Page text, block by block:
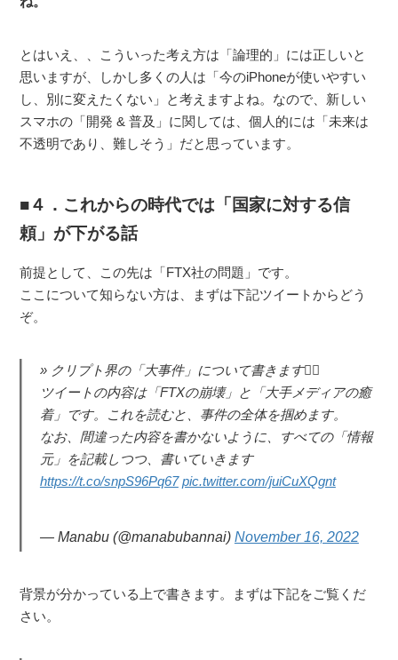
とはいえ、、こういった考え方は「論理的」には正しいと
思いますが、しかし多くの人は「今のiPhoneが使いやすい
し、別に変えたくない」と考えますよね。なので、新しい
スマホの「開発 & 普及」に関しては、個人的には「未来は
不透明であり、難しそう」だと思っています。
４．これからの時代では「国家に対する信
頼」が下がる話
前提として、この先は「FTX社の問題」です。
ここについて知らない方は、まずは下記ツイートからどう
ぞ。
クリプト界の「大事件」について書きます🙇‍♂️
ツイートの内容は「FTXの崩壊」と「大手メディアの癒
着」です。これを読むと、事件の全体を掴めます。
なお、間違った内容を書かないように、すべての「情報
元」を記載しつつ、書いていきます
https://t.co/snpS96Pq67 pic.twitter.com/juiCuXQgnt
— Manabu (@manabubannai) November 16, 2022
背景が分かっている上で書きます。まずは下記をご覧くだ
さい。